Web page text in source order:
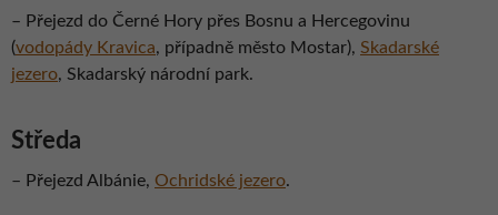
– Přejezd do Černé Hory přes Bosnu a Hercegovinu
(vodopády Kravica, případně město Mostar), Skadarské
jezero, Skadarský národní park.
Středa
– Přejezd Albánie, Ochridské jezero.